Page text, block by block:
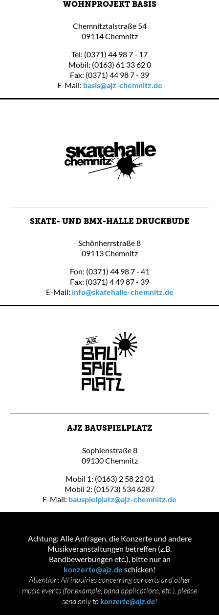
WOHNPROJEKT BASIS
Chemnitztalstraße 54
09114 Chemnitz
Tel: (0371) 44 98 7 - 17
Mobil: (0163) 61 33 62 0
Fax: (0371) 44 98 7 - 39
E-Mail: basis@ajz-chemnitz.de
SKATE- UND BMX-HALLE DRUCKBUDE
Schönherrstraße 8
09113 Chemnitz
Fon: (0371) 44 98 7 - 41
Fax: (0371) 4 49 87 - 39
E-Mail: info@skatehalle-chemnitz.de
AJZ BAUSPIELPLATZ
Sophienstraße 8
09130 Chemnitz
Mobil 1: (0163) 2 58 22 01
Mobil 2: (01573) 534 6287
E-Mail: bauspielplatz@ajz-chemnitz.de
Achtung: Alle Anfragen, die Konzerte und andere
Musikveranstaltungen betreffen (z.B.
Bandbewerbungen etc.), bitte nur an
konzerte@ajz.de schicken!
Attention: All inquiries concerning concerts and other
music events (for example, band applications, etc.), please
send only tokonzerte@ajz.de!